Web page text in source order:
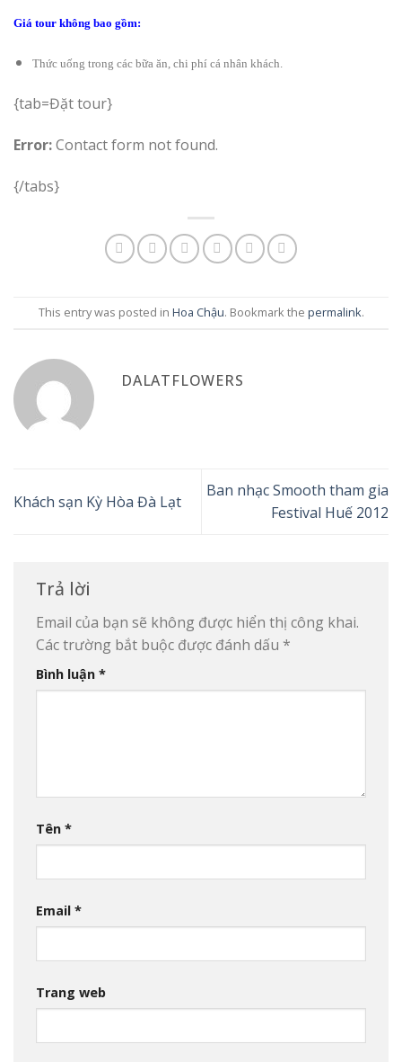
Giá tour không bao gồm:
Thức uống trong các bữa ăn, chi phí cá nhân khách.
{tab=Đặt tour}
Error:Contact form not found.
{/tabs}
This entry was posted in Hoa Chậu. Bookmark the permalink.
DALATFLOWERS
Khách sạn Kỳ Hòa Đà Lạt
Ban nhạc Smooth tham gia
Festival Huế 2012
Trả lời
Email của bạn sẽ không được hiển thị công khai.
Các trường bắt buộc được đánh dấu *
Bình luận *
Tên *
Email *
Trang web